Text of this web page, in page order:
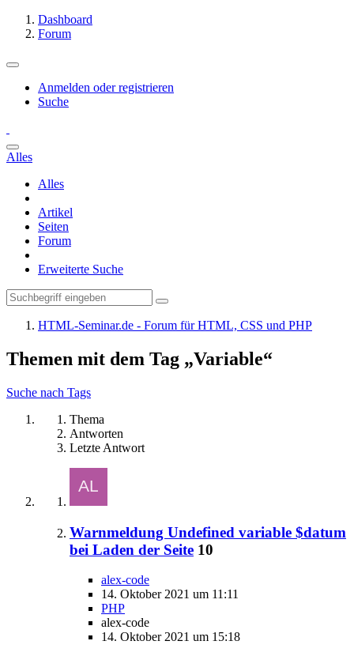
Dashboard
Forum
Anmelden oder registrieren
Suche
Alles
Alles
Artikel
Seiten
Forum
Erweiterte Suche
HTML-Seminar.de - Forum für HTML, CSS und PHP
Themen mit dem Tag „Variable“
Suche nach Tags
Thema
Antworten
Letzte Antwort
Warnmeldung Undefined variable $datum
bei Laden der Seite 10
alex-code
14. Oktober 2021 um 11:11
PHP
alex-code
14. Oktober 2021 um 15:18